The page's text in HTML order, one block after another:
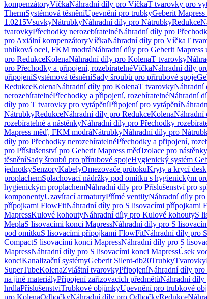
kompenzátoryVíčkaNáhradní díly pro VíčkaT tvarovky pro
ThermSystémová těsněníUpevnění pro trubkyGeberit
1.0215VsuvkyNátrubkyNáhradní díly pro NátrubkyRedukce
tvarovkyPřechodky nerozebíratelnéNáhradní díly pro
pro Axiální kompenzátoryVíčkaNáhradní díly pro VíčkaT
uhlíková ocel, FKM modráNáhradní díly pro Geberit
pro RedukceKolenaNáhradní díly pro KolenaT tvarovky
pro Přechodky a připojení, rozebíratelnéVíčkaNáhradní díly
připojeníSystémová těsněníSady šroubů pro přírubové spoje
RedukceKolenaNáhradní díly pro KolenaT tvarovkyNáhradní
nerozebíratelnéPřechodky a připojení, rozebíratelnéNáhradní
díly pro T tvarovky pro vytápěníPřipojení pro vytápění
NátrubkyRedukceNáhradní díly pro RedukceKolenaNáhradní
rozebíratelné a nástěnkyNáhradní díly pro Přechodky
Mapress měď, FKM modráNátrubkyNáhradní díly pro
díly pro Přechodky nerozebíratelnéPřechodky a připojení,
pro Příslušenství pro Geberit Mapress měďIzolace pro nástěnky
těsněníSady šroubů pro přírubové spojeHygienický systém
jednotkySenzoryKabelyOmezovače průtokuKryty a krycí
proplachemSplachovací nádržky pod omítku s hygienickým
hygienickým proplachemNáhradní díly pro Příslušenství pro
komponentyUzavírací armaturyPřímé ventilyNáhradní díly
přípojkami FlowFitNáhradní díly pro S lisovacími přípojkami
MapressKulové kohoutyNáhradní díly pro Kulové kohoutyS
MeplaS lisovacími konci MapressNáhradní díly pro S
pod omítkuS lisovacími přípojkami FlowFitNáhradní díly pro
CompactS lisovacími konci MapressNáhradní díly pro S
MapressNáhradní díly pro S lisovacími konci MapressÚsek
konciKanalizační systémyGeberit Silent-db20TrubkyTvarovky
SuperTubeKolenaZvláštní tvarovkyPřipojeníNáhradní díly pro
na jiné materiályPřipojení zařizovacích předmětůNáhradní díly
hrdlaPříslušenstvíTrubkové objímkyUpevnění pro trubkové
pro KolenaOdbočkyNáhradní díly pro OdbočkyRedukce